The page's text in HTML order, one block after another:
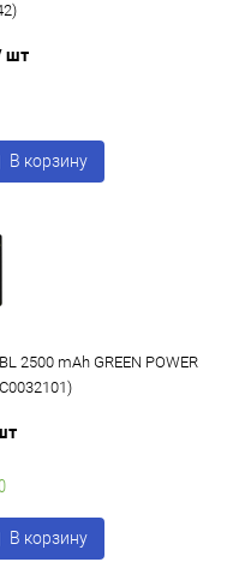
шт
В корзину
2500 mAh GREEN POWER
В корзину